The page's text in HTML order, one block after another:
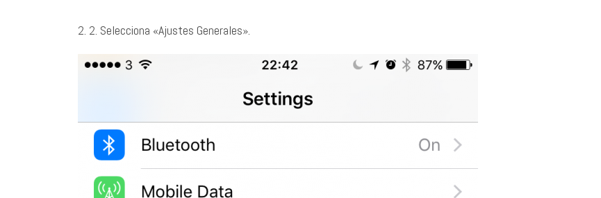
2. 2. Selecciona «Ajustes Generales».